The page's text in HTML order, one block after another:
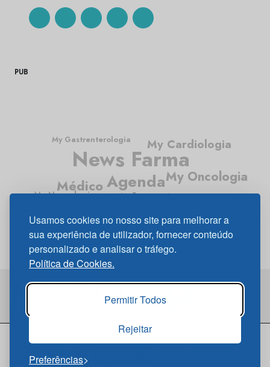
Usamos cookies no nosso site para melhorar a
sua experiência de utilizador, fornecer conteúdo
personalizado e analisar o tráfego.
Política de Cookies.
Permitir Todos
Rejeitar
Preferências
PUB
Agenda
News Farma
Médico News
Médico My Oncologia
My Diabetes
My Cardiologia
My Pneumologia
My Gastrenterologia
My Neurologia
© 2026 NewsfarmaQuem Somos|Links|Política de
Cookies|Política de Privacidade